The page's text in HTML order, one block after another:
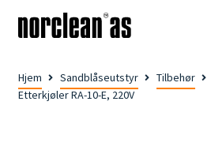
Hjem Sandblåseutstyr Tilbehør
Etterkjøler RA-10-E, 220V